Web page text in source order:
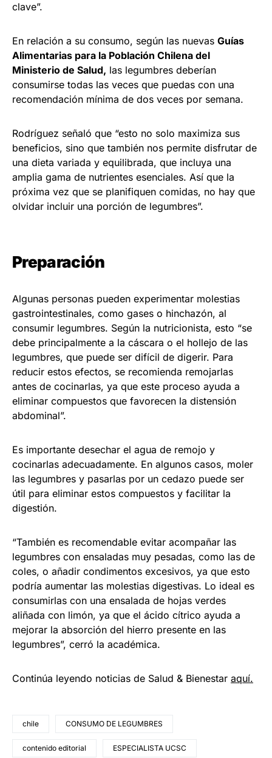
clave”.
En relación a su consumo, según las nuevas Guías
Alimentarias para la Población Chilena del
Ministerio de Salud, las legumbres deberían
consumirse todas las veces que puedas con una
recomendación mínima de dos veces por semana.
Rodríguez señaló que “esto no solo maximiza sus
beneficios, sino que también nos permite disfrutar de
una dieta variada y equilibrada, que incluya una
amplia gama de nutrientes esenciales. Así que la
próxima vez que se planifiquen comidas, no hay que
olvidar incluir una porción de legumbres”.
Preparación
Algunas personas pueden experimentar molestias
gastrointestinales, como gases o hinchazón, al
consumir legumbres. Según la nutricionista, esto “se
debe principalmente a la cáscara o el hollejo de las
legumbres, que puede ser difícil de digerir. Para
reducir estos efectos, se recomienda remojarlas
antes de cocinarlas, ya que este proceso ayuda a
eliminar compuestos que favorecen la distensión
abdominal”.
Es importante desechar el agua de remojo y
cocinarlas adecuadamente. En algunos casos, moler
las legumbres y pasarlas por un cedazo puede ser
útil para eliminar estos compuestos y facilitar la
digestión.
“También es recomendable evitar acompañar las
legumbres con ensaladas muy pesadas, como las de
coles, o añadir condimentos excesivos, ya que esto
podría aumentar las molestias digestivas. Lo ideal es
consumirlas con una ensalada de hojas verdes
aliñada con limón, ya que el ácido cítrico ayuda a
mejorar la absorción del hierro presente en las
legumbres”, cerró la académica.
Continúa leyendo noticias de Salud & Bienestar aquí.
chile CONSUMO DE LEGUMBRES
contenido editorial ESPECIALISTA UCSC